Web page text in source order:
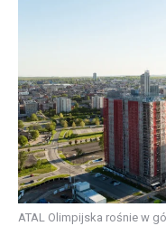
ATAL Olimpijska rośnie w